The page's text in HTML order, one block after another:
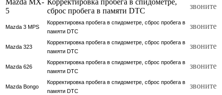
Mazda MX-
5
Корректировка пробега в спидометре,
сброс пробега в памяти DTC
звоните
Mazda 3 MPS
Корректировка пробега в спидометре, сброс пробега в
памяти DTC
звоните
Mazda 323
Корректировка пробега в спидометре, сброс пробега в
памяти DTC
звоните
Mazda 626
Корректировка пробега в спидометре, сброс пробега в
памяти DTC
звоните
Mazda Bongo
Корректировка пробега в спидометре, сброс пробега в
памяти DTC
звоните